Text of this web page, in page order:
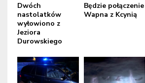
Dwóch
nastolatków
wyłowiono z
Jeziora
Durowskiego
Będzie połączenie
Wapna z Kcynią